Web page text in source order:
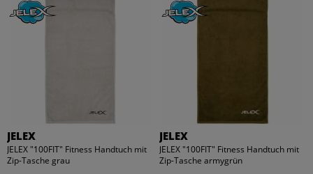
JELEX
JELEX "100FIT" Fitness Handtuch mit
Zip-Tasche grau
JELEX
JELEX "100FIT" Fitness Handtuch mit
Zip-Tasche armygrün